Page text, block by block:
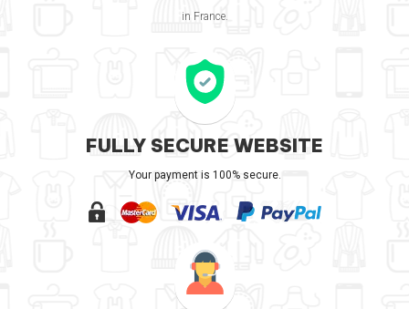
in France.
FULLY SECURE WEBSITE
Your payment is 100% secure.